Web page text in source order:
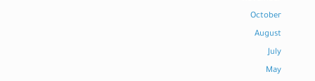
October
August
July
May